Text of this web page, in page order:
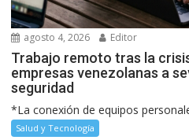
agosto 4, 2026 Editor
Trabajo remoto tras la
empresas venezolanas a
seguridad
*La conexión de equipos
Salud y Tecnología